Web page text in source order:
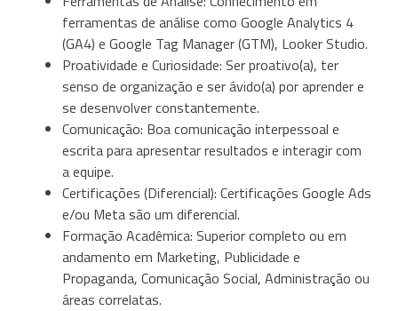
ferramentas de análise como Google Analytics 4
(GA4) e Google Tag Manager (GTM), Looker Studio.
Proatividade e Curiosidade: Ser proativo(a), ter
senso de organização e ser ávido(a) por aprender e
se desenvolver constantemente.
Comunicação: Boa comunicação interpessoal e
escrita para apresentar resultados e interagir com
a equipe.
Certificações (Diferencial): Certificações Google Ads
e/ou Meta são um diferencial.
Formação Acadêmica: Superior completo ou em
andamento em Marketing, Publicidade e
Propaganda, Comunicação Social, Administração ou
áreas correlatas.